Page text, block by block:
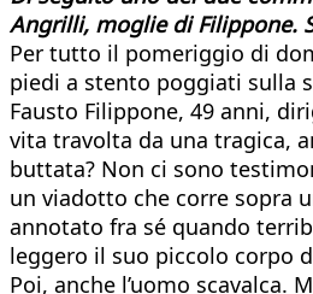
Angrilli, moglie di Filippone.
Per tutto il pomeriggio di
piedi a stento poggiati sulla
Fausto Filippone, 49 anni,
vita travolta da una tragica,
buttata? Non ci sono
un viadotto che corre sopra
annotato fra sé quando
leggero il suo piccolo corpo
Poi, anche l’uomo